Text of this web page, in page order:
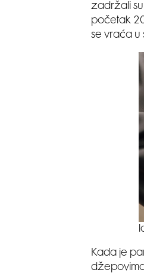
zadržali su
početak
se vraća u
Kada je